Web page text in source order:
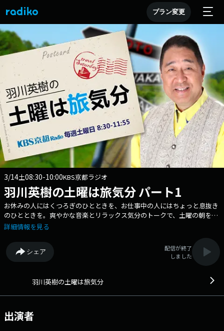
プラン変更
3/14土08:30-10:00KBS京都ラジオ
羽川英樹の土曜は旅気分 パート1
お休みの人にはくつろぎのひとときを、お仕事中の人にはちょっと息抜き
のひとときを。爽やかな音楽とリラックス気分のトークで、土曜の朝を彩
るラジオ。 ★番組サイト ★番組へのメッセージ
詳細情報を見る
シェア
配信が終了
しました
羽川英樹の土曜は旅気分
出演者